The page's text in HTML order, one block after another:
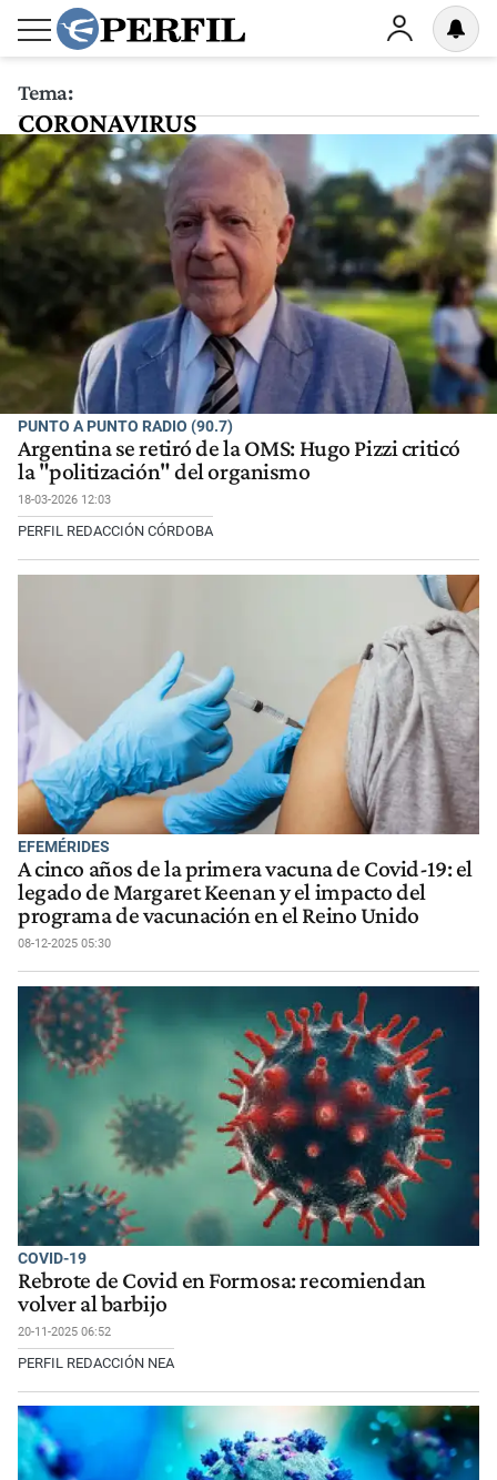
Tema:
CORONAVIRUS
PUNTO A PUNTO RADIO (90.7)
Argentina se retiró de la OMS: Hugo Pizzi criticó
la "politización" del organismo
18-03-2026 12:03
PERFIL REDACCIÓN CÓRDOBA
EFEMÉRIDES
A cinco años de la primera vacuna de Covid-19: el
legado de Margaret Keenan y el impacto del
programa de vacunación en el Reino Unido
08-12-2025 05:30
COVID-19
Rebrote de Covid en Formosa: recomiendan
volver al barbijo
20-11-2025 06:52
PERFIL REDACCIÓN NEA